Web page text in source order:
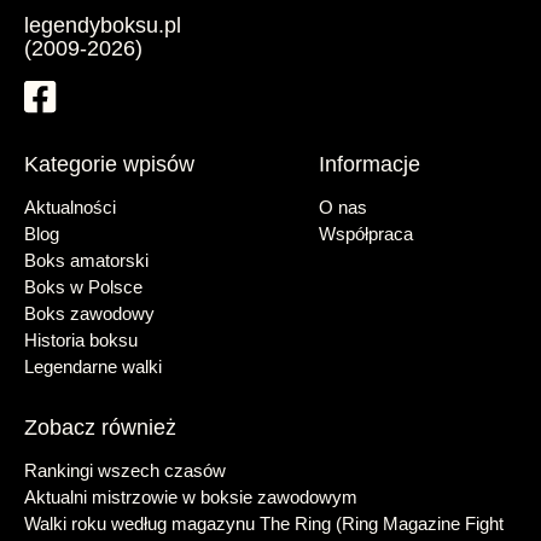
legendyboksu.pl
(2009-2026)
Kategorie wpisów
Aktualności
Blog
Boks amatorski
Boks w Polsce
Boks zawodowy
Historia boksu
Legendarne walki
Informacje
O nas
Współpraca
Zobacz również
Rankingi wszech czasów
Aktualni mistrzowie w boksie zawodowym
Walki roku według magazynu The Ring (Ring Magazine Fight